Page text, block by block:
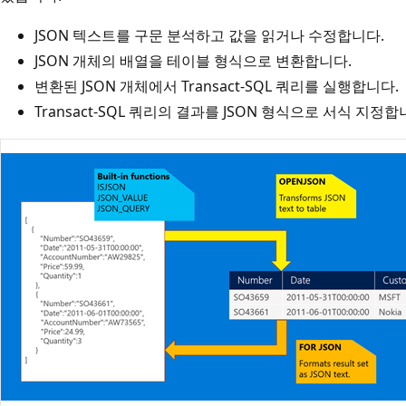
JSON 텍스트를 구문 분석하고 값을 읽거나 수정합니다.
JSON 개체의 배열을 테이블 형식으로 변환합니다.
변환된 JSON 개체에서 Transact-SQL 쿼리를 실행합니다.
Transact-SQL 쿼리의 결과를 JSON 형식으로 서식 지정합